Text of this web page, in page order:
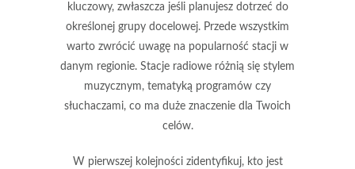
kluczowy, zwłaszcza jeśli planujesz dotrzeć do
określonej grupy docelowej. Przede wszystkim
warto zwrócić uwagę na popularność stacji w
danym regionie. Stacje radiowe różnią się stylem
muzycznym, tematyką programów czy
słuchaczami, co ma duże znaczenie dla Twoich
celów.
W pierwszej kolejności zidentyfikuj, kto jest